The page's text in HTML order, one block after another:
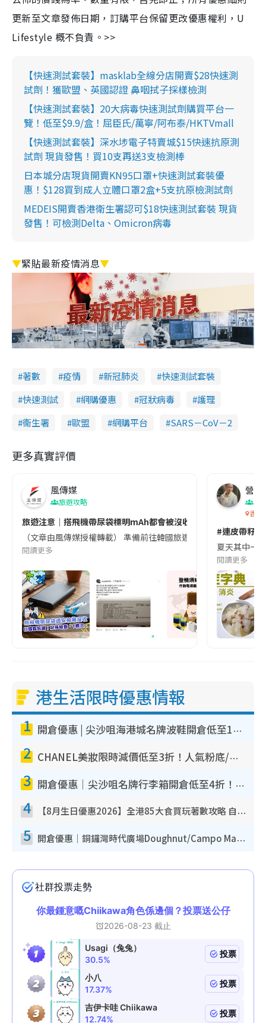
更新至文章發佈日期，訂購平台保留更改優惠權利，U
Lifestyle 概不負責。>>
【快速測試套裝】masklab全線分店開賣$28快速測
試劑！獲歐盟、英國認證 鼻咽拭子採樣檢測
【快速測試套裝】20大病毒快速測試劑購買平台一
覽！低至$9.9/盒！屈臣氏/萬寧/阿布泰/HKTVmall
【快速測試套裝】深水埗電子特賣城$15快速抗原測
試劑 現貨發售！買10支再送3支檢測棒
日本城分店現貨開賣KN95口罩+快速測試套裝優
惠！$128買到成人立體口罩2盒+5支抗原檢測試劑
MEDEIS開賣香港衛生署認可$18快速測試套裝 現貨
發售！可檢測Delta、Omicron病毒
▼緊貼最新疫情消息▼
著數 疫情 新冠肺炎
快速測試套裝
快速測試
網購優惠 冠狀病毒
護理
衞生署
歐盟 網購平台 SARS－CoV－2
更多真實評價
風傳媒
旅遊攻略
旅遊注意｜搭飛機帶尿袋標明mAh都會被沒收😱出發前切記檢查
（文章由風傳媒授權轉載） 準備前往韓國旅遊的民眾，近期要
閱讀更多
營養
香港
#連皮帶籽
夏天其中一
閱讀更多
港生活限時優惠情報
1 開倉優惠 | 尖沙咀海港城名牌波鞋開倉低至1折！On鞋$899起／Joy&Peace鞋履$98起
2 CHANEL美妝限時減價低至3折！人氣粉底/唇膏/精華液低至$275！COCO香水都有平
3 開倉優惠｜尖沙咀名牌行李箱開倉低至4折！一連5日 American Tourister/ace./Hallmark $200起！
4 【8月生日優惠2026】全港85大食買玩著數攻略 自助餐/火鍋放題同行免費＋誠品/DONKI送現金券
5 開倉優惠｜銅鑼灣時代廣場Doughnut/Campo Marzio開倉低至1折！背囊、書包、手袋劈價$200起